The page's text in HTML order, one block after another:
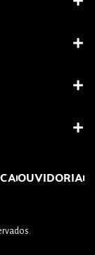
OUVIDORIA